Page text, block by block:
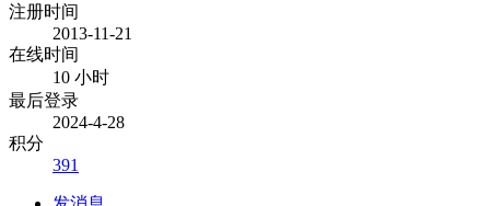
注册时间
2013-11-21
在线时间
10 小时
最后登录
2024-4-28
积分
391